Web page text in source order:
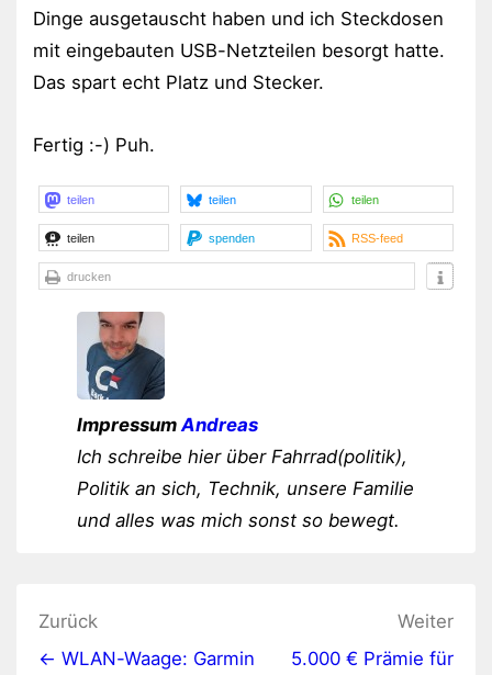
Dinge ausgetauscht haben und ich Steckdosen
mit eingebauten USB-Netzteilen besorgt hatte.
Das spart echt Platz und Stecker.
Fertig :-) Puh.
teilen teilen teilen
teilen spenden RSS-feed
drucken
Impressum Andreas
Ich schreibe hier über Fahrrad(politik),
Politik an sich, Technik, unsere Familie
und alles was mich sonst so bewegt.
Beitragsnavigation
Zurück
← WLAN-Waage: Garmin
Weiter
5.000 € Prämie für